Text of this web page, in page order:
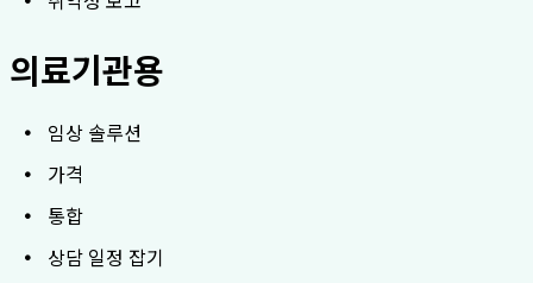
의료기관용
임상 솔루션
가격
통합
상담 일정 잡기